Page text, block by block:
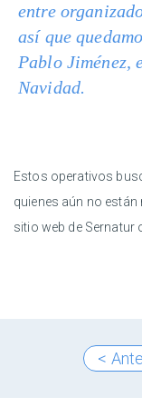
entre
así que
Pablo Jiménez,
Navidad.
Estos operativos
quienes aún no
sitio web de Sernatur
<